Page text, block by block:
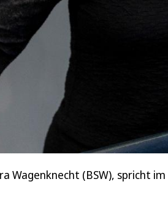
Wagenknecht (BSW), spricht